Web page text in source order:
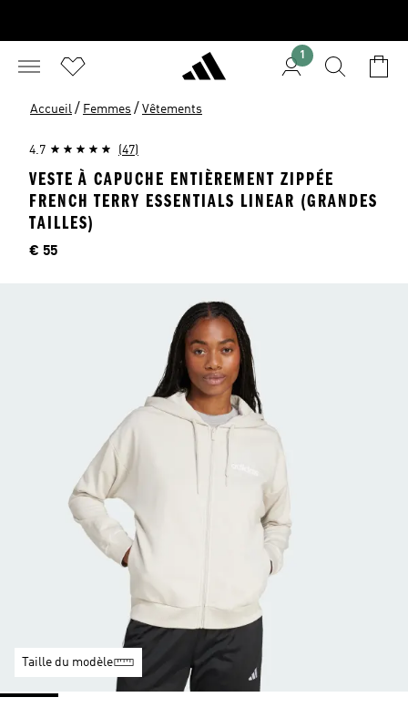
1
Accueil / Femmes / Vêtements
4.7 (47)
VESTE À CAPUCHE ENTIÈREMENT ZIPPÉE
FRENCH TERRY ESSENTIALS LINEAR (GRANDES
TAILLES)
Price
€ 55
Taille du modèle